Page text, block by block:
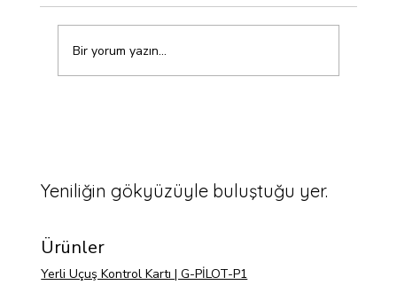
Bir yorum yazın...
Yeniliğin gökyüzüyle buluştuğu yer.
Ürünler
Yerli Uçuş Kontrol Kartı | G-PİLOT-P1